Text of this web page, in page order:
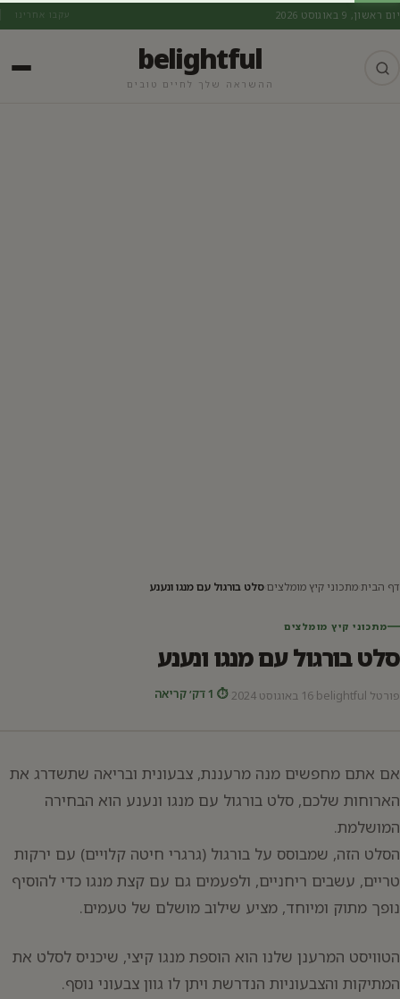
יום ראשון, 9 באוגוסט 2026 עקבו אחרינו
belightful
ההשראה שלך לחיים טובים
דף הביתמתכוני קיץ מומלציםסלט בורגול עם מנגו ונענע
מתכוני קיץ מומלצים
סלט בורגול עם מנגו ונענע
פורטל belightful 16 באוגוסט 2024 ⏱ 1 דק׳ קריאה
אם אתם מחפשים מנה מרעננת, צבעונית ובריאה שתשדרג את
הארוחות שלכם, סלט בורגול עם מנגו ונענע הוא הבחירה
המושלמת.
הסלט הזה, שמבוסס על בורגול (גרגרי חיטה קלויים) עם ירקות
טריים, עשבים ריחניים, ולפעמים גם עם קצת מנגו כדי להוסיף
נופך מתוק ומיוחד, מציע שילוב מושלם של טעמים.
הטוויסט המרענן שלנו הוא הוספת מנגו קיצי, שיכניס לסלט את
המתיקות והצבעוניות הנדרשת ויתן לו גוון צבעוני נוסף.